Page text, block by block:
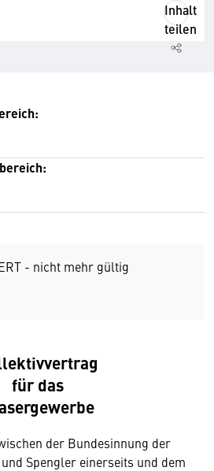
Inhalt
teilen
- nicht mehr gültig
für das
der Bundesinnung der
Spengler einerseits und dem